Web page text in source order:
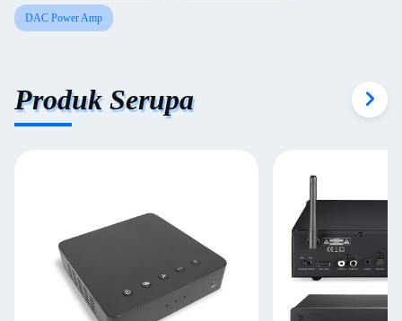
DAC Power Amp
Produk Serupa